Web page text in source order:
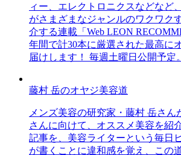
ィー、エレクトロニクスなどなど
がさまざまなジャンルのワクワク
介する連載「Web LEON
年間で計30本に厳選された最高に
届けします！ 毎週土曜日公開予定。
藤村 岳のオヤジ美容道
メンズ美容の研究家・藤村 岳さん
さんに向けて、オススメ美容を紹
記事を、美容ライターという毎日
が書くことに違和感を覚え、この